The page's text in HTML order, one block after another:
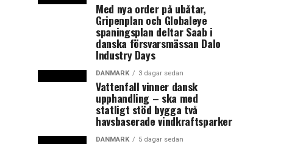
Med nya order på ubåtar,
Gripenplan och Globaleye
spaningsplan deltar Saab i
danska försvarsmässan Dalo
Industry Days
DANMARK 3 dagar sedan
Vattenfall vinner dansk
upphandling – ska med
statligt stöd bygga två
havsbaserade vindkraftsparker
DANMARK 5 dagar sedan